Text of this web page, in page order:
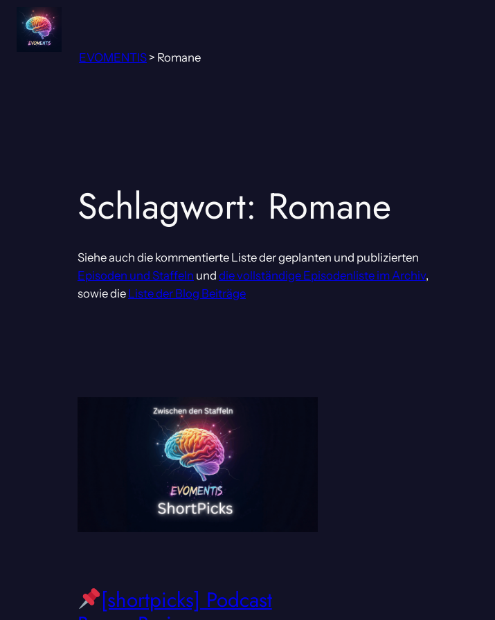
Zum
Inhalt
springen
EVOMENTIS > Romane
Schlagwort: Romane
Siehe auch die kommentierte Liste der geplanten und publizierten
Episoden und Staffeln und die vollständige Episodenliste im Archiv,
sowie die Liste der Blog Beiträge
[shortpicks] Podcast